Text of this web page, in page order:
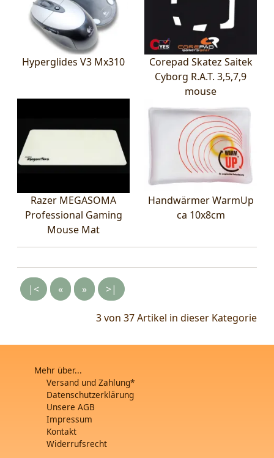
Hyperglides V3 Mx310
Corepad Skatez Saitek
Cyborg R.A.T. 3,5,7,9
mouse
Razer MEGASOMA
Professional Gaming
Mouse Mat
Handwärmer WarmUp
ca 10x8cm
|< « » >|
3 von 37Artikel in dieser Kategorie
Mehr über...
Versand und Zahlung*
Datenschutzerklärung
Unsere AGB
Impressum
Kontakt
Widerrufsrecht